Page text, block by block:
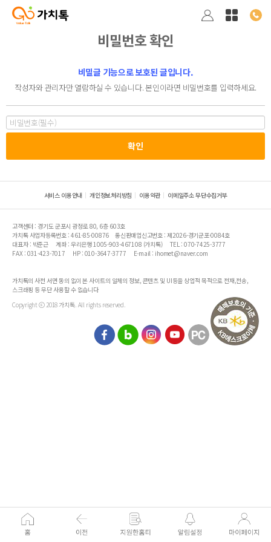
비밀번호 확인
비밀글 기능으로 보호된 글입니다.
작성자와 관리자만 열람하실 수 있습니다. 본인이라면 비밀번호를 입력하세요.
서비스 이용안내 개인정보처리방침 이용약관 이메일주소 무단수집거부
고객센터 : 경기도 군포시 광정로 80, 6층 603호
가치톡 사업자등록번호 : 461-85-00876
통신판매업신고번호 : 제2026-경기군포-0084호
대표자 : 박준근
계좌 : 우리은행 1005-903-467108 (가치톡)
TEL : 070-7425-3777
FAX : 031-423-7017
HP : 010-3647-3777 E-mail : ihomet@naver.com
가치톡의 사전 서면 동의 없이 본 사이트의 일체의 정보, 콘텐츠 및 UI등을 상업적 목적으로 전재,전송,
스크래핑 등 무단 사용할 수 없습니다
Copyright ⓒ 2018 가치톡. All rights reserved.